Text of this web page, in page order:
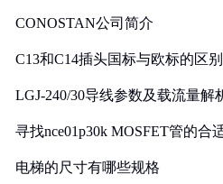
CONOSTAN公司简介
C13和C14插头国标与欧标的区
LGJ-240/30导线参数及载流量解
寻找nce01p30k MOSFET管的合
电梯的尺寸有哪些规格